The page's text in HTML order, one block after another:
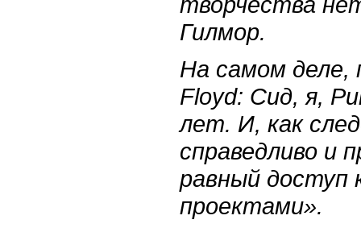
Гилмор.
На самом деле,
Floyd: Сид, я,
лет. И, как
справедливо и
равный доступ
проектами».